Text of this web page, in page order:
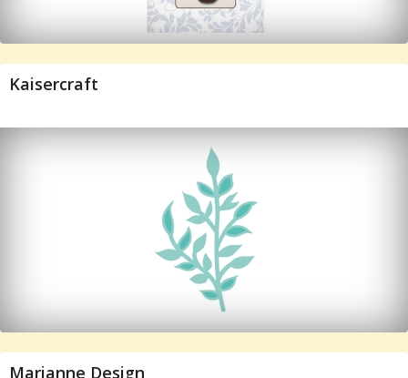
Kaisercraft
Marianne Design